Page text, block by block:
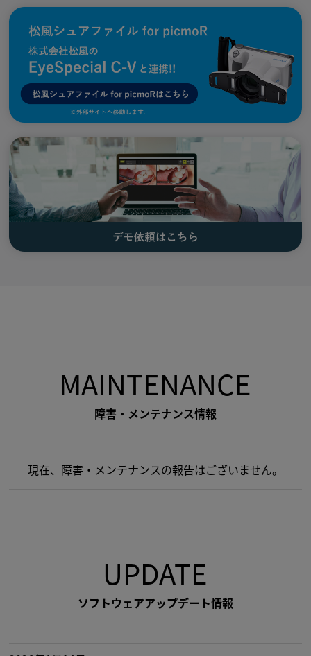
MAINTENANCE
障害・メンテナンス情報
現在、障害・メンテナンスの報告はございません。
UPDATE
ソフトウェアアップデート情報